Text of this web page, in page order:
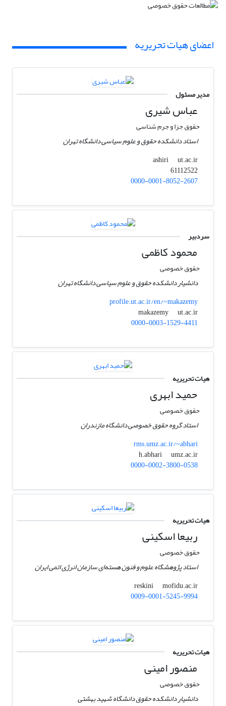
اعضای هیات تحریریه
مدیر مسئول
عباس شیری
حقوق جزا و جرم شناسی
استاد دانشکده حقوق و علوم سیاسی دانشگاه تهران
ashiri
ut.ac.ir
61112522
0000-0001-8052-2607
سردبیر
محمود کاظمی
حقوق خصوصی
دانشیار دانشکده حقوق و علوم سیاسی دانشگاه تهران
profile.ut.ac.ir/en/~makazemy
makazemy
ut.ac.ir
0000-0003-1529-4411
هیات تحریریه
حمید ابهری
حقوق خصوصی
استاد گروه حقوق خصوصی دانشگاه مازندران
rms.umz.ac.ir/~abhari
h.abhari
umz.ac.ir
0000-0002-3800-0538
هیات تحریریه
ربیعا اسکینی
حقوق خصوصی
استاد پژوهشگاه علوم و فنون هسته‌ای سازمان انرژی اتمی ایران
reskini
mofidu.ac.ir
0009-0001-5245-9994
هیات تحریریه
منصور امینی
حقوق خصوصی
دانشیار دانشکده حقوق دانشگاه شهید بهشتی